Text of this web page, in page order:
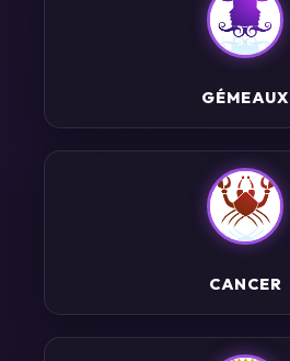
GÉMEAUX
CANCER